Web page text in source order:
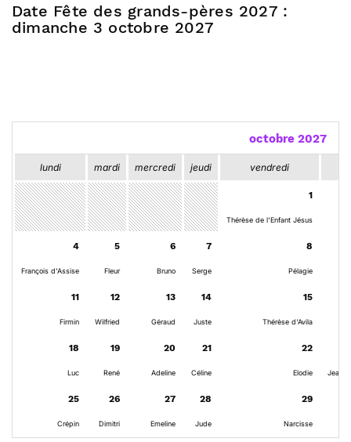
Date Fête des grands-pères 2027 :
dimanche 3 octobre 2027
octobre 2027
lundi mardi mercredi jeudi vendredi
1
Thérèse de l'Enfant Jésus
4
François d'Assise
5
Fleur
6
Bruno
7
Serge
8
Pélagie
11
Firmin
12
Wilfried
13
Géraud
14
Juste
15
Thérèse d'Avila
18
Luc
19
René
20
Adeline
21
Céline
22
Elodie Jean
25
Crépin
26
Dimitri
27
Emeline
28
Jude
29
Narcisse